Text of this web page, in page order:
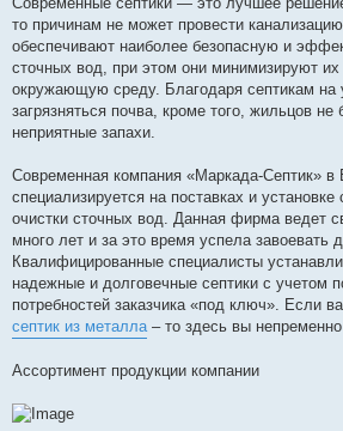
то причинам не может провести
обеспечивают наиболее безопасную и
сточных вод, при этом они минимизируют их
окружающую среду. Благодаря септикам на
загрязняться почва, кроме того, жильцов не
неприятные запахи.
Современная компания «Маркада-Септик» в
специализируется на поставках и
очистки сточных вод. Данная фирма ведет
много лет и за это время успела завоевать
Квалифицированные специалисты
надежные и долговечные септики с учетом
потребностей заказчика «под ключ». Если
септик из металла – то здесь вы
Ассортимент продукции компании